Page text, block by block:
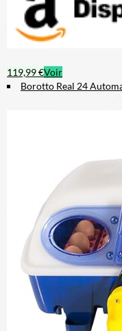
119,99 €Voir
Borotto Real 24